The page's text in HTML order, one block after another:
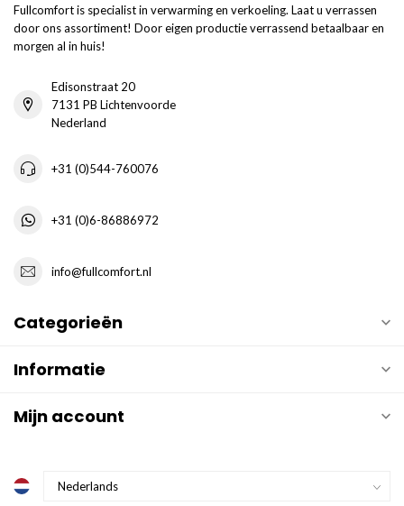
Fullcomfort is specialist in verwarming en verkoeling. Laat u verrassen
door ons assortiment! Door eigen productie verrassend betaalbaar en
morgen al in huis!
Edisonstraat 20
7131 PB Lichtenvoorde
Nederland
+31 (0)544-760076
+31 (0)6-86886972
info@fullcomfort.nl
Categorieën
Informatie
Mijn account